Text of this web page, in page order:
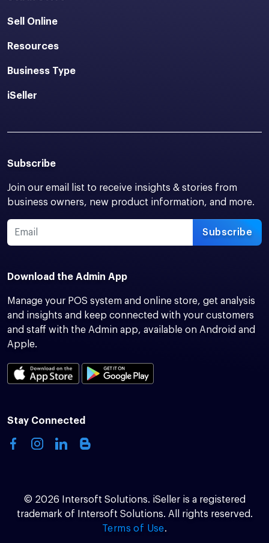
Sell Online
Resources
Business Type
iSeller
Subscribe
Join our email list to receive insights & stories from
business owners, new product information, and more.
Subscribe
Download the Admin App
Manage your POS system and online store, get analysis
and insights and keep connected with your customers
and staff with the Admin app, available on Android and
Apple.
Stay Connected
© 2026 Intersoft Solutions. iSeller is a registered
trademark of Intersoft Solutions. All rights reserved.
Terms of Use.